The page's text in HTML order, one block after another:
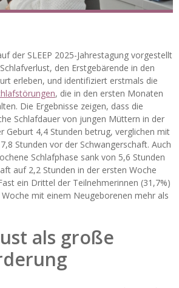
der SLEEP 2025-Jahrestagung vorgestellt
den Erstgebärende in den
erleben, und identifiziert erstmals die
, die in den ersten Monaten
Die Ergebnisse zeigen, dass die
Schlafdauer von jungen Müttern in der
Geburt 4,4 Stunden betrug, verglichen mit
Stunden vor der Schwangerschaft. Auch
Schlafphase sank von 5,6 Stunden
auf 2,2 Stunden in der ersten Woche
ein Drittel der Teilnehmerinnen (31,7%)
mit einem Neugeborenen mehr als
als große